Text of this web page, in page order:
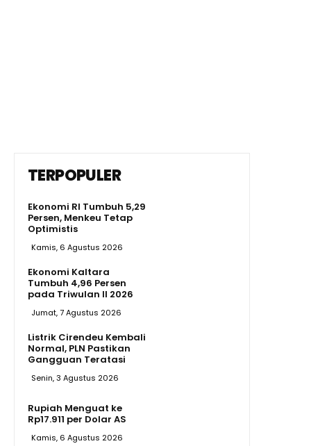
TERPOPULER
Ekonomi RI Tumbuh 5,29
Persen, Menkeu Tetap
Optimistis
Kamis, 6 Agustus 2026
Ekonomi Kaltara
Tumbuh 4,96 Persen
pada Triwulan II 2026
Jumat, 7 Agustus 2026
Listrik Cirendeu Kembali
Normal, PLN Pastikan
Gangguan Teratasi
Senin, 3 Agustus 2026
Rupiah Menguat ke
Rp17.911 per Dolar AS
Kamis, 6 Agustus 2026